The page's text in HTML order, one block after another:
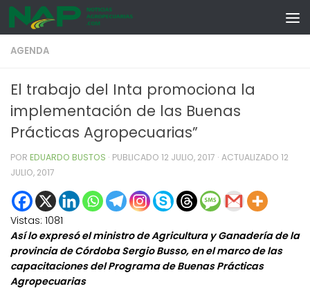
Skip to content
AGENDA
El trabajo del Inta promociona la
implementación de las Buenas
Prácticas Agropecuarias”
POR EDUARDO BUSTOS · PUBLICADO 12 JULIO, 2017 · ACTUALIZADO 12
JULIO, 2017
Vistas: 1081
Así lo expresó el ministro de Agricultura y Ganadería de la
provincia de Córdoba Sergio Busso, en el marco de las
capacitaciones del Programa de Buenas Prácticas
Agropecuarias